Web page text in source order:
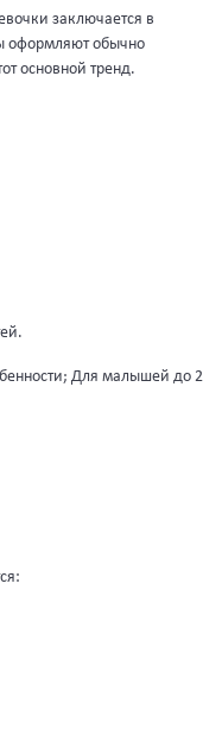
заключается в
оформляют обычно
основной тренд.
Для малышей до 2